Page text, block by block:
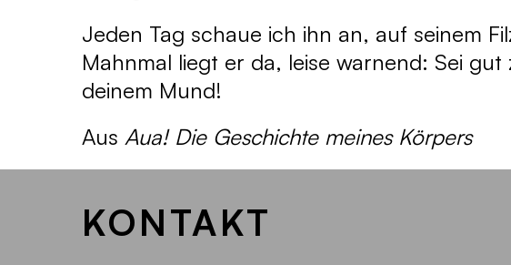
Jeden Tag schaue ich ihn an, auf seinem
Mahnmal liegt er da, leise warnend: Sei
deinem Mund!
Aus Aua! Die Geschichte meines Körpers
KONTAKT